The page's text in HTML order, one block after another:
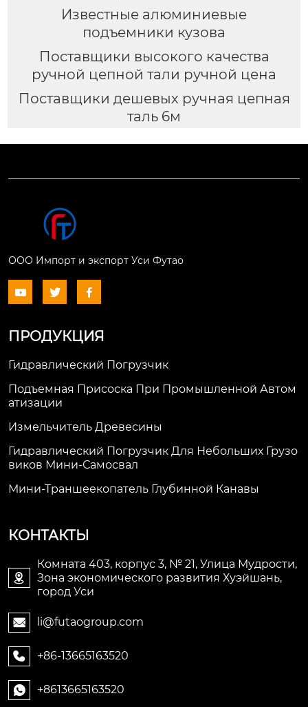
Известные алюминиевые
подъемники кузова
Поставщики высокого качества
ручной цепной тали ручной цена
Поставщики дешевых ручная цепная
таль 6м
ООО Импорт и экспорт Уси Футао
  
ПРОДУКЦИЯ
Гидравлический Погрузчик
Подъемная Присоска При Промышленной Автом
Атизации
Измельчитель Древесины
Гидравлический Погрузчик Для Небольших Грузо
Виков Мини-Самосвал
Мини-Траншеекопатель Глубинной Канавы
КОНТАКТЫ

Комната 403, корпус 3, № 21, Улица Мудрости,
Зона экономического развития Хуэйшань,
город Уси
 li@futaogroup.com
 +86-13665163520
 +8613665163520